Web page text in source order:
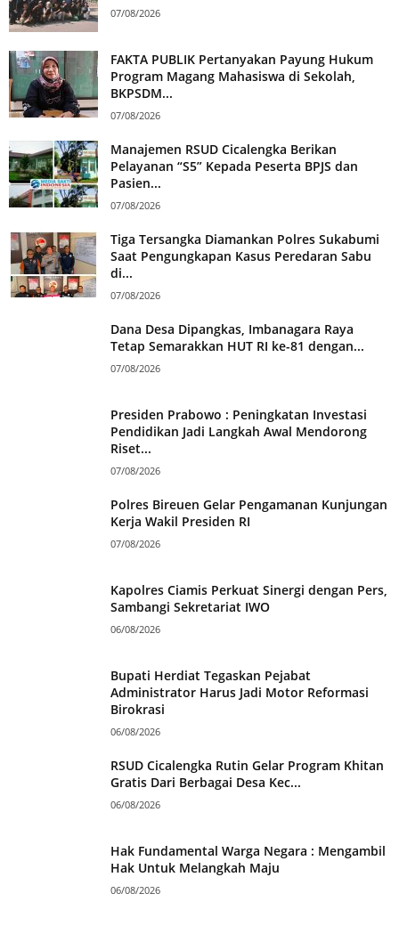
07/08/2026
FAKTA PUBLIK Pertanyakan Payung Hukum
Program Magang Mahasiswa di Sekolah,
BKPSDM...
07/08/2026
Manajemen RSUD Cicalengka Berikan
Pelayanan “S5” Kepada Peserta BPJS dan
Pasien...
07/08/2026
Tiga Tersangka Diamankan Polres Sukabumi
Saat Pengungkapan Kasus Peredaran Sabu
di...
07/08/2026
Dana Desa Dipangkas, Imbanagara Raya
Tetap Semarakkan HUT RI ke-81 dengan...
07/08/2026
Presiden Prabowo : Peningkatan Investasi
Pendidikan Jadi Langkah Awal Mendorong
Riset...
07/08/2026
Polres Bireuen Gelar Pengamanan Kunjungan
Kerja Wakil Presiden RI
07/08/2026
Kapolres Ciamis Perkuat Sinergi dengan Pers,
Sambangi Sekretariat IWO
06/08/2026
Bupati Herdiat Tegaskan Pejabat
Administrator Harus Jadi Motor Reformasi
Birokrasi
06/08/2026
RSUD Cicalengka Rutin Gelar Program Khitan
Gratis Dari Berbagai Desa Kec...
06/08/2026
Hak Fundamental Warga Negara : Mengambil
Hak Untuk Melangkah Maju
06/08/2026